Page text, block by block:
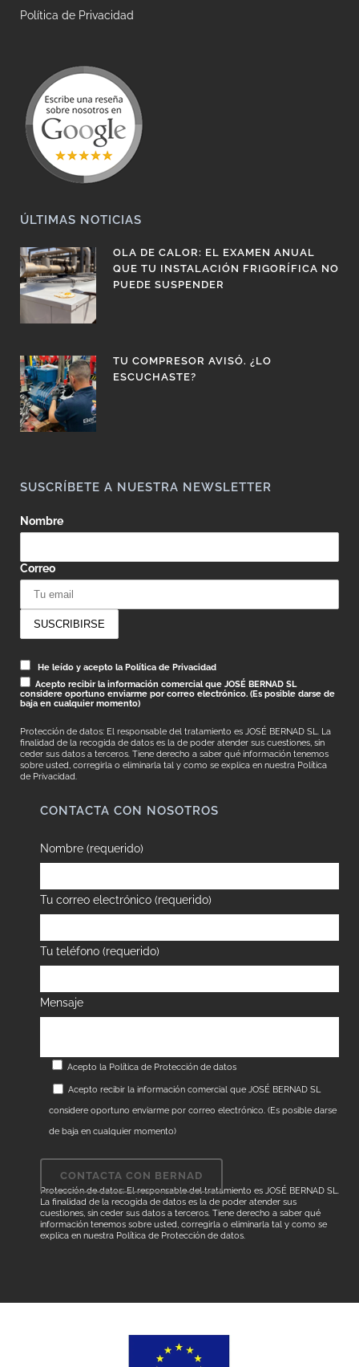
Política de Privacidad
ÚLTIMAS NOTICIAS
OLA DE CALOR: EL EXAMEN ANUAL
QUE TU INSTALACIÓN FRIGORÍFICA NO
PUEDE SUSPENDER
TU COMPRESOR AVISÓ. ¿LO
ESCUCHASTE?
SUSCRÍBETE A NUESTRA NEWSLETTER
Nombre
Correo
He leído y acepto la Política de Privacidad
Acepto recibir la información comercial que JOSÉ BERNAD SL
considere oportuno enviarme por correo electrónico. (Es posible darse de
baja en cualquier momento)
Protección de datos: El responsable del tratamiento es JOSÉ BERNAD SL. La
finalidad de la recogida de datos es la de poder atender sus cuestiones, sin
ceder sus datos a terceros. Tiene derecho a saber qué información tenemos
sobre usted, corregirla o eliminarla tal y como se explica en nuestra Política
de Privacidad.
CONTACTA CON NOSOTROS
Nombre (requerido)
Tu correo electrónico (requerido)
Tu teléfono (requerido)
Mensaje
Acepto la Política de Protección de datos
Acepto recibir la información comercial que JOSÉ BERNAD SL
considere oportuno enviarme por correo electrónico. (Es posible darse
de baja en cualquier momento)
Protección de datos: El responsable del tratamiento es JOSÉ BERNAD SL.
La finalidad de la recogida de datos es la de poder atender sus
cuestiones, sin ceder sus datos a terceros. Tiene derecho a saber qué
información tenemos sobre usted, corregirla o eliminarla tal y como se
explica en nuestra Política de Protección de datos